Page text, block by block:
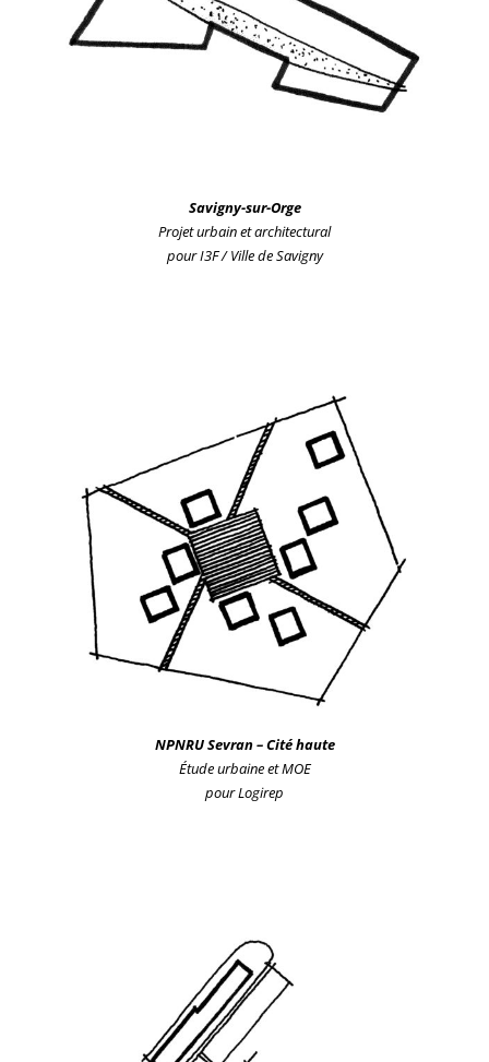
Savigny-sur-Orge
Projet urbainet architectural
pour I3F / Ville de Savigny
NPNRUSevran – Cité haute
Étude urbaineet MOE
pour Logirep